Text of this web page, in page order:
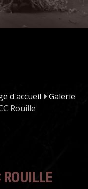
d'accueil
Galerie
Rouille
ROUILLE